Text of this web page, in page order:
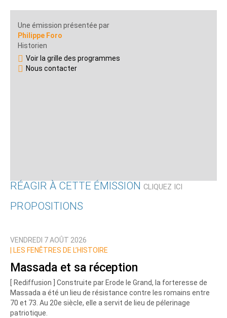
Une émission présentée par
Philippe Foro
Historien
Voir la grille des programmes
Nous contacter
RÉAGIR À CETTE ÉMISSION CLIQUEZ ICI
Nom
Courriel (non publié)
PROPOSITIONS
VENDREDI 7 AOÛT 2026
LES FENÊTRES DE L’HISTOIRE
Massada et sa réception
[ Rediffusion ] Construite par Erode le Grand, la forteresse de
Massada a été un lieu de résistance contre les romains entre
70 et 73. Au 20e siècle, elle a servit de lieu de pélerinage
patriotique.